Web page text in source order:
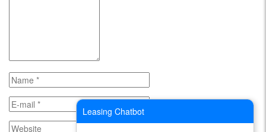
Leasing Chatbot